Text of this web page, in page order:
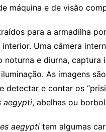
máquina e de visão
para a armadilha
Uma câmera
noturna e diurna, captura
As imagens
detectar e contar os
aegypti, abelhas ou
aegypti tem algumas